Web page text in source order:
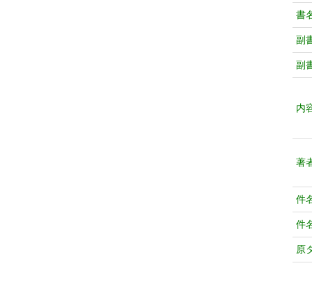
書
副
副
内
著
件
件
原